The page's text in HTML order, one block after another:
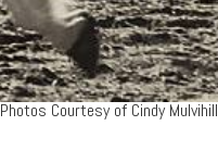
Photos Courtesy of Cindy Mulvihill